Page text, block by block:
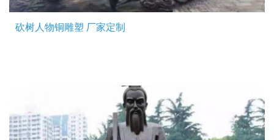
砍树人物铜雕塑 厂家定制